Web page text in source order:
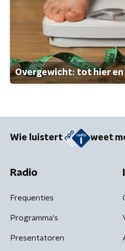
Overgewicht: tot hier
Wie luistert weet
Radio
Frequenties
Programma's
Presentatoren